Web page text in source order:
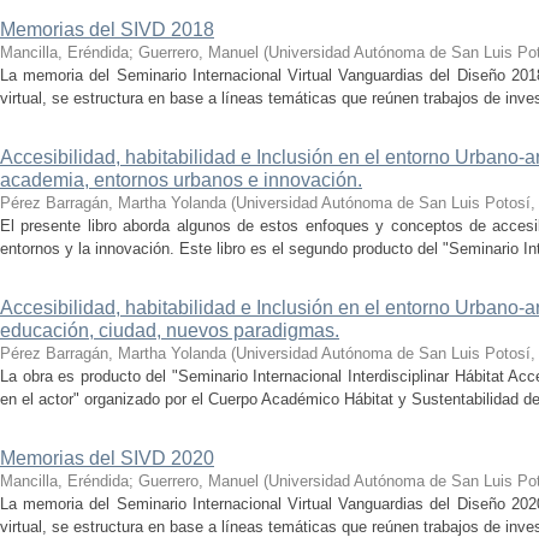
Memorias del SIVD 2018
Mancilla, Eréndida; Guerrero, Manuel (Universidad Autónoma de San Luis
La memoria del Seminario Internacional Virtual Vanguardias del Diseño
virtual, se estructura en base a líneas temáticas que reúnen trabajos de
Accesibilidad, habitabilidad e Inclusión en el entorno Urbano-
academia, entornos urbanos e innovación.
Pérez Barragán, Martha Yolanda (Universidad Autónoma de San Luis Potosí­,
El presente libro aborda algunos de estos enfoques y conceptos de
entornos y la innovación. Este libro es el segundo producto del "Seminario
Accesibilidad, habitabilidad e Inclusión en el entorno Urbano-
educación, ciudad, nuevos paradigmas.
Pérez Barragán, Martha Yolanda (Universidad Autónoma de San Luis Potosí­,
La obra es producto del "Seminario Internacional Interdisciplinar Hábitat
en el actor" organizado por el Cuerpo Académico Hábitat y Sustentabilidad
Memorias del SIVD 2020
Mancilla, Eréndida; Guerrero, Manuel (Universidad Autónoma de San Luis
La memoria del Seminario Internacional Virtual Vanguardias del Diseño
virtual, se estructura en base a líneas temáticas que reúnen trabajos de